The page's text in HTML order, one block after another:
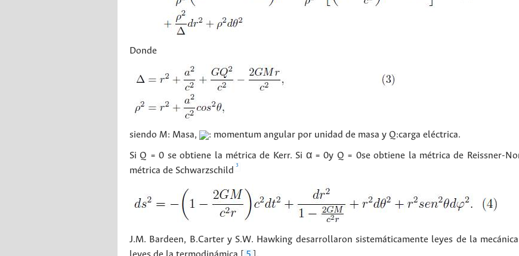
Donde
siendo M: Masa, : momentum angular por unidad de masa y Q:carga eléctrica.
Si Q = 0 se obtiene la métrica de Kerr. Si α = 0y Q = 0se obtiene la métrica de Reissner-
métrica de Schwarzschild
3
J.M. Bardeen, B.Carter y S.W. Hawking desarrollaron sistemáticamente leyes de la